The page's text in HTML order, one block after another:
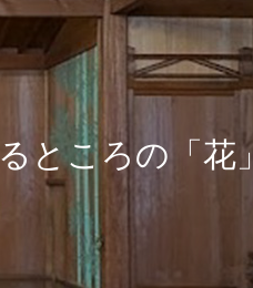
るとこ ろの 「 花」
い ま す 。